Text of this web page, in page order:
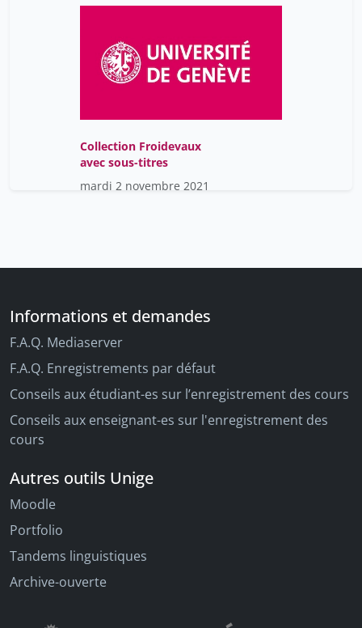
Collection Froidevaux
avec sous-titres
mardi 2 novembre 2021
Informations et demandes
F.A.Q. Mediaserver
F.A.Q. Enregistrements par défaut
Conseils aux étudiant-es sur l’enregistrement des cours
Conseils aux enseignant-es sur l'enregistrement des
cours
Autres outils Unige
Moodle
Portfolio
Tandems linguistiques
Archive-ouverte